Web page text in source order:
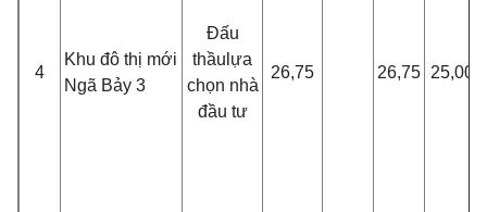
4
Khu đô thị mới
Ngã Bảy 3
Đấu
thầu ựa
chọn nhà
đầu tư
26,75 26,75 25,00